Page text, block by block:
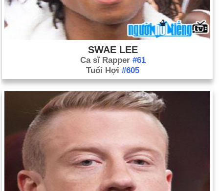
SWAE LEE
Ca sĩ Rapper #61
Tuổi Hợi #605